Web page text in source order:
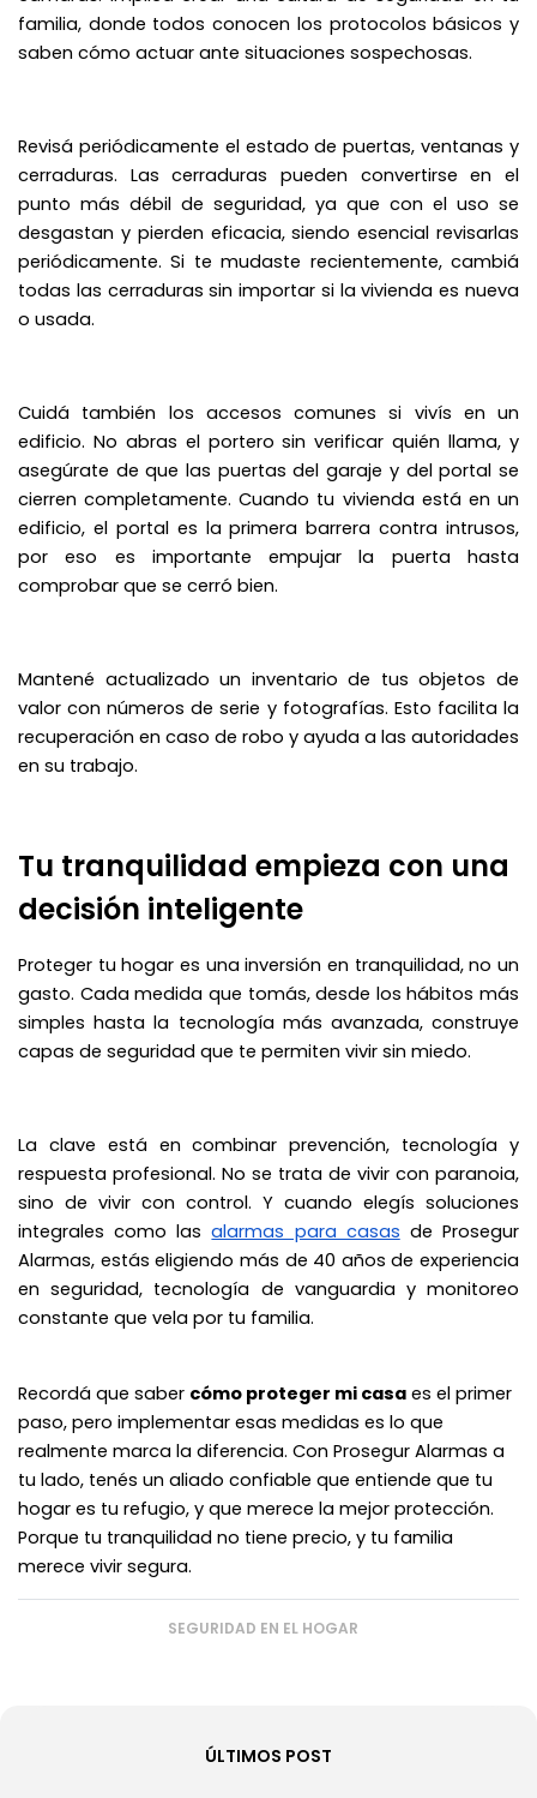
familia, donde todos conocen los protocolos básicos y
saben cómo actuar ante situaciones sospechosas.
Revisá periódicamente el estado de puertas, ventanas y
cerraduras. Las cerraduras pueden convertirse en el
punto más débil de seguridad, ya que con el uso se
desgastan y pierden eficacia, siendo esencial revisarlas
periódicamente. Si te mudaste recientemente, cambiá
todas las cerraduras sin importar si la vivienda es nueva
o usada.
Cuidá también los accesos comunes si vivís en un
edificio. No abras el portero sin verificar quién llama, y
asegúrate de que las puertas del garaje y del portal se
cierren completamente. Cuando tu vivienda está en un
edificio, el portal es la primera barrera contra intrusos,
por eso es importante empujar la puerta hasta
comprobar que se cerró bien.
Mantené actualizado un inventario de tus objetos de
valor con números de serie y fotografías. Esto facilita la
recuperación en caso de robo y ayuda a las autoridades
en su trabajo.
Tu tranquilidad empieza con una
decisión inteligente
Proteger tu hogar es una inversión en tranquilidad, no un
gasto. Cada medida que tomás, desde los hábitos más
simples hasta la tecnología más avanzada, construye
capas de seguridad que te permiten vivir sin miedo.
La clave está en combinar prevención, tecnología y
respuesta profesional. No se trata de vivir con paranoia,
sino de vivir con control. Y cuando elegís soluciones
integrales como lasalarmas para casas de Prosegur
Alarmas, estás eligiendo más de 40 años de experiencia
en seguridad, tecnología de vanguardia y monitoreo
constante que vela por tu familia.
Recordá que saber cómo proteger mi casa es el primer
paso, pero implementar esas medidas es lo que
realmente marca la diferencia. Con Prosegur Alarmas a
tu lado, tenés un aliado confiable que entiende que tu
hogar es tu refugio, y que merece la mejor protección.
Porque tu tranquilidad no tiene precio, y tu familia
merece vivir segura.
SEGURIDAD EN EL HOGAR
ÚLTIMOS POST